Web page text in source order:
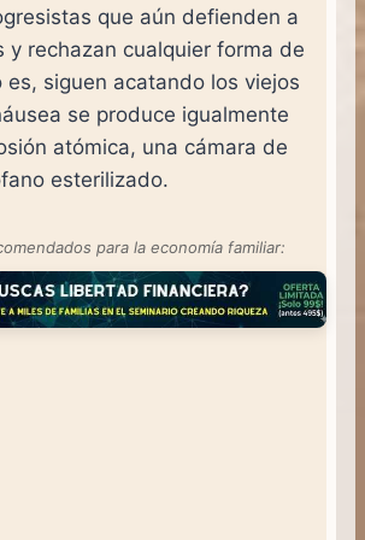
que aún defienden a
y rechazan cualquier forma de
es, siguen acatando los viejos
se produce igualmente
atómica, una cámara de
esterilizado.
para la economía familiar: